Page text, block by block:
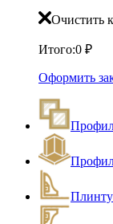
Очистить
Итого:0 ₽
Оформить